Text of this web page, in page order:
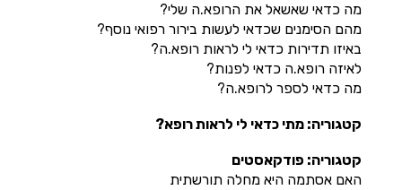
מה כדאי שאשאל את הרופא.ה שלי?
מהם הסימנים שכדאי לעשות בירור רפואי נוסף?
באיזו תדירות כדאי לי לראות רופא.ה?
לאיזה רופא.ה כדאי לפנות?
מה כדאי לספר לרופא.ה?
קטגוריה: מתי כדאי לי לראות רופא?
קטגוריה: פודקאסטים
האם אסתמה היא מחלה תורשתית